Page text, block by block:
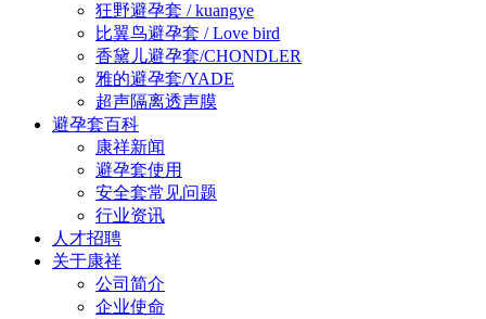
狂野避孕套 / kuangye
比翼鸟避孕套 / Love bird
香黛儿避孕套/CHONDLER
雅的避孕套/YADE
超声隔离透声膜
避孕套百科
康祥新闻
避孕套使用
安全套常见问题
行业资讯
人才招聘
关于康祥
公司简介
企业使命